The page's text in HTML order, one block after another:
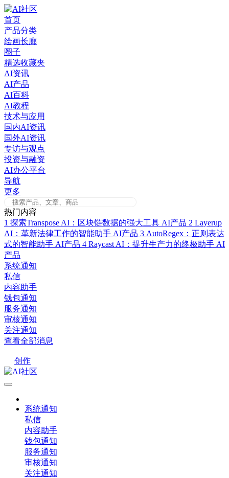
Skip
to
content
首页
产品分类
绘画长廊
圈子
精选收藏夹
AI资讯
AI产品
AI百科
AI教程
技术与应用
国内AI资讯
国外AI资讯
专访与观点
投资与融资
AI办公平台
导航
更多
热门内容
1 探索Transpose AI：区块链数据的强大工具 AI产品 2 Layerup
AI：革新法律工作的智能助手 AI产品 3 AutoRegex：正则表达
式的智能助手 AI产品 4 Raycast AI：提升生产力的终极助手 AI
产品
系统通知
私信
内容助手
钱包通知
服务通知
审核通知
关注通知
查看全部消息
创作
系统通知
私信
内容助手
钱包通知
服务通知
审核通知
关注通知